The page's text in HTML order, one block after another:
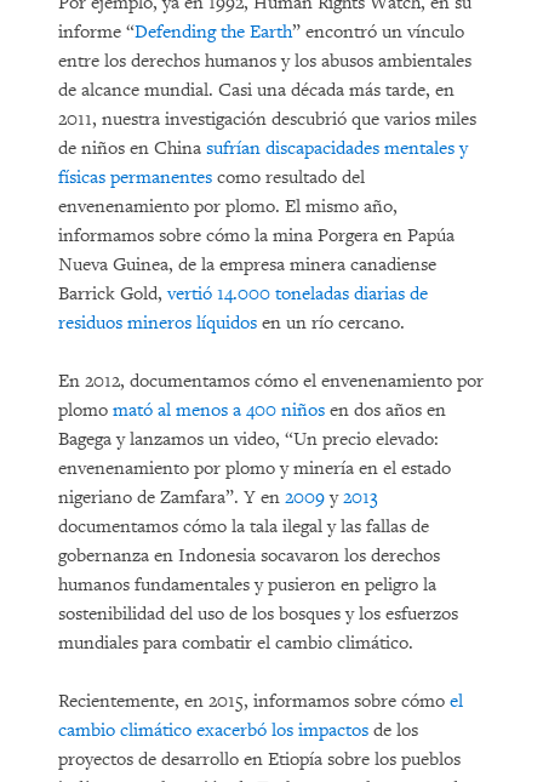
informe “Defending the Earth” encontró un vínculo
entre los derechos humanos y los abusos ambientales
de alcance mundial. Casi una década más tarde, en
2011, nuestra investigación descubrió que varios miles
de niños en China sufrían discapacidades mentales y
físicas permanentes como resultado del
envenenamiento por plomo. El mismo año,
informamos sobre cómo la mina Porgera en Papúa
Nueva Guinea, de la empresa minera canadiense
Barrick Gold,vertió 14.000 toneladas diarias de
residuos mineros líquidos en un río cercano.
En 2012, documentamos cómo el envenenamiento por
plomo mató al menos a 400 niños en dos años en
Bagega y lanzamos un video, “Un precio elevado:
envenenamiento por plomo y minería en el estado
nigeriano de Zamfara”. Y en 2009y2013
documentamos cómo la tala ilegal y las fallas de
gobernanza en Indonesia socavaron los derechos
humanos fundamentales y pusieron en peligro la
sostenibilidad del uso de los bosques y los esfuerzos
mundiales para combatir el cambio climático.
Recientemente, en 2015, informamos sobre cómo el
cambio climático exacerbó los impactos de los
proyectos de desarrollo en Etiopía sobre los pueblos